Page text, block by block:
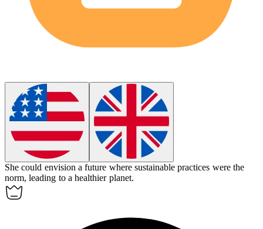
She could envision a future where sustainable practices were the
norm, leading to a healthier planet.